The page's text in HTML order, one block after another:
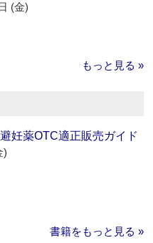
(金)
もっと見る »
妊薬OTC適正販売ガイド
)
書籍をもっと見る »